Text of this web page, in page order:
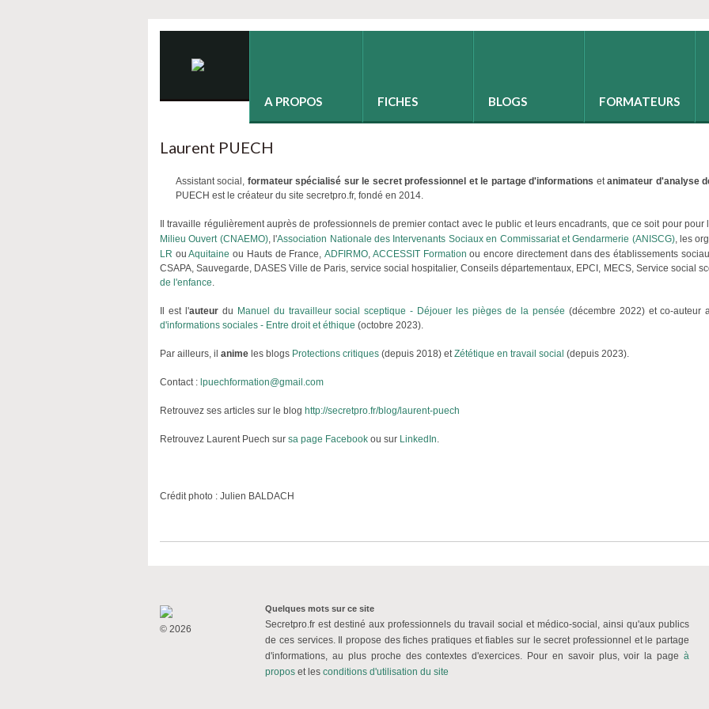
A PROPOS FICHES BLOGS FORMATEURS
Laurent PUECH
Assistant social, formateur spécialisé sur le secret professionnel et le partage d'informations etanimateur d'analyse
PUECH est le créateur du site secretpro.fr, fondé en 2014.
Il travaille régulièrement auprès de professionnels de premier contact avec le public et leurs encadrants, que ce soit pour pour
Milieu Ouvert (CNAEMO), l'Association Nationale des Intervenants Sociaux en Commissariat et Gendarmerie (ANISCG), les
LR ouAquitaine ou Hauts de France,ADFIRMO, ACCESSIT Formation ou encore directement dans des établissements
CSAPA, Sauvegarde, DASES Ville de Paris, service social hospitalier, Conseils départementaux, EPCI, MECS, Service social
de l'enfance.
Il est l'auteurdu Manuel du travailleur social sceptique - Déjouer les pièges de la pensée (décembre 2022) et co-auteur
d'informations sociales - Entre droit et éthique (octobre 2023).
Par ailleurs, il anime les blogs Protections critiques (depuis 2018) etZététique en travail social (depuis 2023).
Contact : lpuechformation@gmail.com
Retrouvez ses articles sur le blog http://secretpro.fr/blog/laurent-puech
Retrouvez Laurent Puech sur sa page Facebook ou sur LinkedIn.
Crédit photo : Julien BALDACH
Quelques mots sur ce site
Secretpro.fr est destiné aux professionnels du travail social et médico-social, ainsi qu'aux publics
de ces services. Il propose des fiches pratiques et fiables sur le secret professionnel et le partage
d'informations, au plus proche des contextes d'exercices. Pour en savoir plus, voir la page à
propos et lesconditions d'utilisation du site
© 2026